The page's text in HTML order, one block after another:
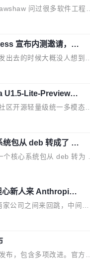
博士生，长期从事视频、音
。 更令人意外的是，该项目
而高额算力消耗持续运行长
财务对账时才察觉异常。这
的 AI 程序，在近半年时间
。 复盘显示，...
前沿实验室的水平。 Dela
件事：开放协作。中国的
和协作的生态里加速迭代，
门造车"。他的原话是 "buil
为战，互不通气。 这个判
量不同。Hugging Face 是
台，上面跑着上百万个模
领先，...
须开源 问过很多软件工程
么给自己用的程序？答案几
们整天用别人写的程序写程
人自己写个博客系统、智能
室，都算稀奇事。 Crawsh
，一个开源 AI coding
写了一篇文章，核心论点很
须开源。 理由不是传统的
个跟 AI agent 直接相关的
就能个性化任何软件 C
本地构建。修改 agent ...
宣布内测邀请，全
路演现场诞生
出去的时候大概没人想到
生态的路演。 8月1日，
团队负责人崔添翼（tiany
如果你是 Agent Harness
，希望参加 DeepSeek Har
复或私信联系我。请附上
一条简洁有力的公式：Mod
。模型负责理解和推理，
落到真实环境中——调用工
上下文、处理错误、完成闭
...
U1.5-Lite-Preview
区开源轻量级统一多模态
U1.5-Lite-Preview
而是基于 SenseNova U1
不仅在同一架构中贯通视觉
编辑，还仅以 8B-MoT 的
到4K、更精细的真实质感、
可持续迭代编辑。 相比 U
在以下方向上带来了显著
像生成； 更精细的局部纹
质感； 更准确的中英文文
； 更稳定的图...
包从 deb 转成了 s
核心系统包从 deb 转为 s
一个用来检查 Ubuntu
行工具。 Canonical 工程师
列表中说得很直白：「hwc
的包，它和它的依赖项都
不会用在其他发行版上。」
实际上为零。既然只有 Ub
snap 打包就没什么可纠结
的迁移路径 hwctl 是 rust-
一部分，命令行工具负责查
新人来 Anthropic
命
家公司之间来回跳，中间只
上周刚宣布因健康原因
Lab，说自己作为联合
了」。几天后，The Inform
OpenAI，负责递归自我
是 Thinking Machines 过
布，包含多项改进。官方更
本主要更新内容如下： 扩